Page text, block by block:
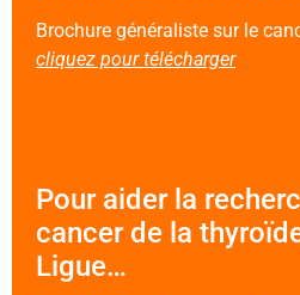
Brochure généraliste sur le
cliquez pour télécharger
Pour aider la
cancer de la
Ligue…